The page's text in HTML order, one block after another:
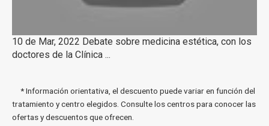
10 de Mar, 2022 Debate sobre medicina estética, con los
doctores de la Clínica ...
* Información orientativa, el descuento puede variar en función del
tratamiento y centro elegidos. Consulte los centros para conocer las
ofertas y descuentos que ofrecen.